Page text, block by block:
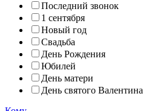
Последний звонок
1 сентября
Новый год
Свадьба
День Рождения
Юбилей
День матери
День святого Валентина